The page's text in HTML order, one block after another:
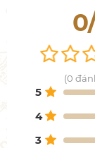
(0
5
4
3